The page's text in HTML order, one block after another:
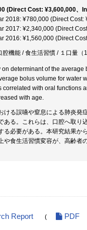
(Direct Cost: ¥3,600,000、
2018: ¥780,000 (Direct
2017: ¥2,340,000 (Direct
2016: ¥1,560,000 (Direct
腔機能 / 食生活習慣 / １口量
on determinant of the
bolus volume for water
correlated with oral functions
with age.
ける誤嚥や窒息による肺炎発
ある。これらは、口腔へ取り
る必要がある。本研究結果か
や食生活習慣変容が、高齢者
Report ( PDF